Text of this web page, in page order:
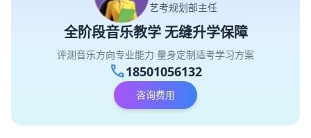
艺考规划部主任
全阶段音乐教学 无缝升学保障
评测音乐方向专业能力 量身定制适考学习方案
call18501056132
咨询费用